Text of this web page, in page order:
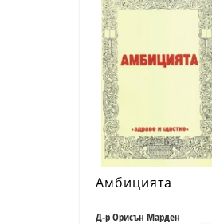
Амбицията
Д-р Орисън Марден